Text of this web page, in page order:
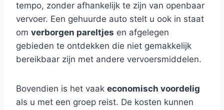
tempo, zonder afhankelijk te zijn van openbaar
vervoer. Een gehuurde auto stelt u ook in staat
om verborgen pareltjes en afgelegen
gebieden te ontdekken die niet gemakkelijk
bereikbaar zijn met andere vervoersmiddelen.
Bovendien is het vaak economisch voordelig
als u met een groep reist. De kosten kunnen